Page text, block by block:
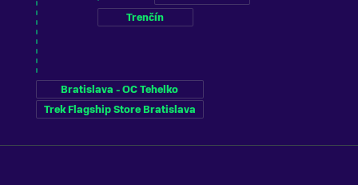
Bratislava - OC Tehelko
Trek Flagship Store Bratislava
Trenčín